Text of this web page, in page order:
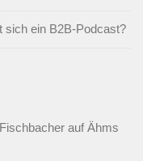
sich ein B2B-Podcast?
auf Ähms